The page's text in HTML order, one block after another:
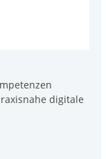
digitale